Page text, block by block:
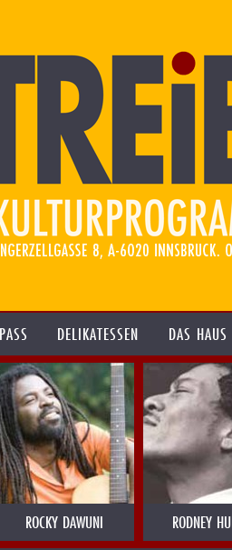
DELIKATESSEN DAS HAUS
MYSTIC
ROCKY DAWUNI RODNEY